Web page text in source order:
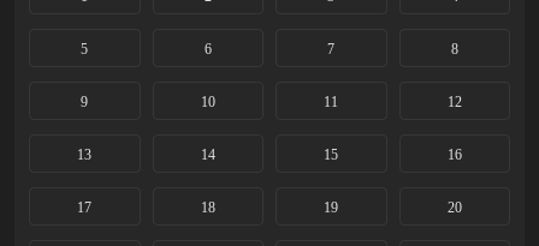
5 6 7 8
9 10 11 12
13 14 15 16
17 18 19 20